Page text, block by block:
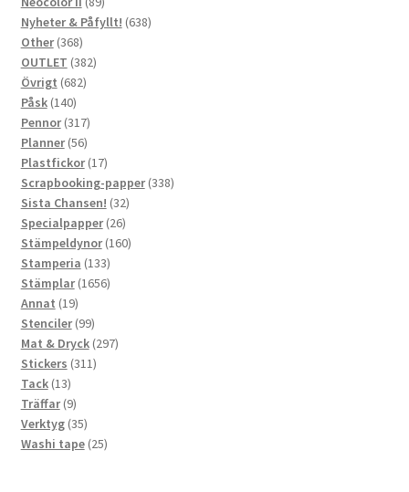
produkter
Nyheter & Påfyllt! 638638
Other 368368
produkter
OUTLET 382382
Övrigt 682682
Påsk 140140
produkter
Pennor 317317
produkter
Planner 5656
produkter
Plastfickor 1717
produkter
Scrapbooking-papper 338338
Sista Chansen! 3232
produkter
Specialpapper 2626
produkter
Stämpeldynor 160160
Stamperia 133133
produkter
Stämplar 16561656
Annat 1919
produkter
Stenciler 9999
produkter
Mat & Dryck 297297
Stickers 311311
Tack 1313
produkter
Träffar 99
produkter
Verktyg 3535
produkter
Washi tape 2525